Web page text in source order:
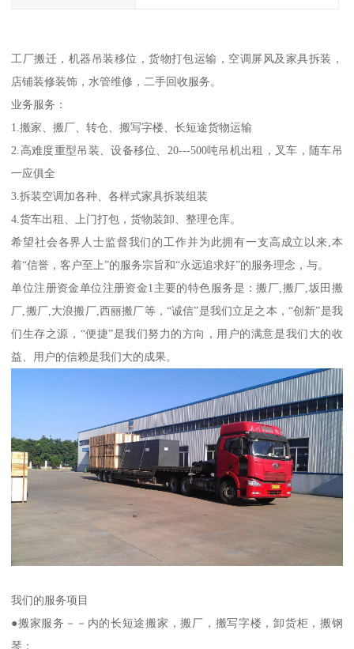
工厂搬迁，机器吊装移位，货物打包运输，空调屏风及家具拆装，
店铺装修装饰，水管维修，二手回收服务。
业务服务：
1.搬家、搬厂、转仓、搬写字楼、长短途货物运输
2.高难度重型吊装、设备移位、20---500吨吊机出租，叉车，随车吊
一应俱全
3.拆装空调加各种、各样式家具拆装组装
4.货车出租、上门打包，货物装卸、整理仓库。
希望社会各界人士监督我们的工作并为此拥有一支高成立以来,本
着“信誉，客户至上”的服务宗旨和“永远追求好”的服务理念，与。
单位注册资金单位注册资金1主要的特色服务是：搬厂,搬厂,坂田搬
厂,搬厂,大浪搬厂,西丽搬厂等，“诚信”是我们立足之本，“创新”是我
们生存之源，“便捷”是我们努力的方向，用户的满意是我们大的收
益、用户的信赖是我们大的成果。
我们的服务项目
●搬家服务－－内的长短途搬家，搬厂，搬写字楼，卸货柜，搬钢
琴；